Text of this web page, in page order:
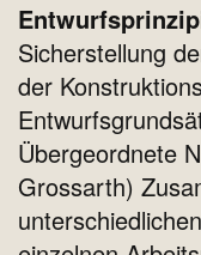
Sicherstellung
der
Übergeordnete
Grossarth)